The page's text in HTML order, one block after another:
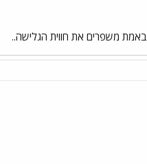
משפרים את חווית הגלישה..